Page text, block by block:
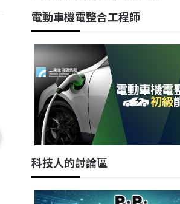
工研院機械所-AI機器人
研究員(Q200)
財團法人工業技術研究院
新北市淡水區
電動車機電整合工程師
科技人的討論區